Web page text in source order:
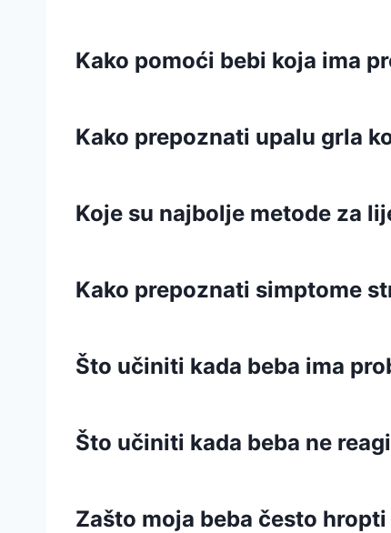
Kako pomoći bebi koja ima
Kako prepoznati upalu grla
Koje su najbolje metode za
Kako prepoznati simptome
Što učiniti kada beba ima
Što učiniti kada beba ne
Zašto moja beba često